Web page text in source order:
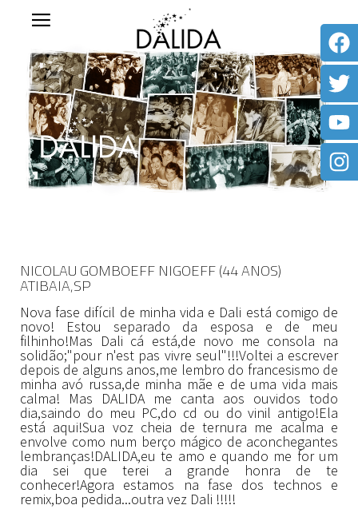
NICOLAU GOMBOEFF NIGOEFF (44 ANOS)
ATIBAIA,SP
Nova fase difícil de minha vida e Dali está comigo de
novo! Estou separado da esposa e de meu
filhinho!Mas Dali cá está,de novo me consola na
solidão;"pour n'est pas vivre seul"!!!Voltei a escrever
depois de alguns anos,me lembro do francesismo de
minha avó russa,de minha mãe e de uma vida mais
calma! Mas DALIDA me canta aos ouvidos todo
dia,saindo do meu PC,do cd ou do vinil antigo!Ela
está aqui!Sua voz cheia de ternura me acalma e
envolve como num berço mágico de aconchegantes
lembranças!DALIDA,eu te amo e quando me for um
dia sei que terei a grande honra de te
conhecer!Agora estamos na fase dos technos e
remix,boa pedida...outra vez Dali !!!!!